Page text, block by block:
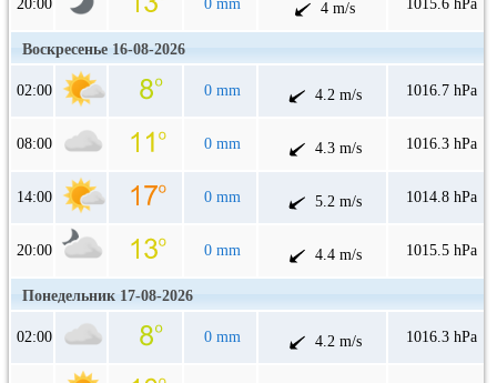
20:00 0 mm 4 m/s 1015.6 hPa
Воскресенье 16-08-2026
02:00 0 mm 4.2 m/s 1016.7 hPa
08:00 0 mm 4.3 m/s 1016.3 hPa
14:00 0 mm 5.2 m/s 1014.8 hPa
20:00 0 mm 4.4 m/s 1015.5 hPa
Понедельник 17-08-2026
02:00 0 mm 4.2 m/s 1016.3 hPa